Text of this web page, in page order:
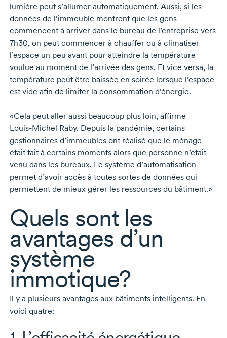
lumière peut s’allumer automatiquement. Aussi, si les
données de l’immeuble montrent que les gens
commencent à arriver dans le bureau de l’entreprise vers
7h30, on peut commencer à chauffer ou à climatiser
l’espace un peu avant pour atteindre la température
voulue au moment de l’arrivée des gens. Et vice versa, la
température peut être baissée en soirée lorsque l’espace
est vide afin de limiter la consommation d’énergie.
«Cela peut aller aussi beaucoup plus loin, affirme
Louis-Michel Raby. Depuis la pandémie, certains
gestionnaires d’immeubles ont réalisé que le ménage
était fait à certains moments alors que personne n’était
venu dans les bureaux. Le système d’automatisation
permet d’avoir accès à toutes sortes de données qui
permettent de mieux gérer les ressources du bâtiment.»
Quels sont les
avantages d’un
système
immotique?
Il y a plusieurs avantages aux bâtiments intelligents. En
voici quatre: